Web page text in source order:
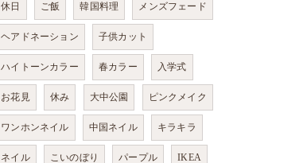
休日 ご飯 韓国料理 メンズフェード
ヘアドネーション 子供カット
ハイトーンカラー 春カラー 入学式
お花見 休み 大中公園 ピンクメイク
ワンホンネイル 中国ネイル キラキラ
ネイル こいのぼり パープル IKEA